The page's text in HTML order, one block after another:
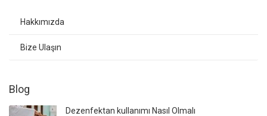
Hakkımızda
Bize Ulaşın
Blog
Dezenfektan kullanımı Nasıl Olmalı